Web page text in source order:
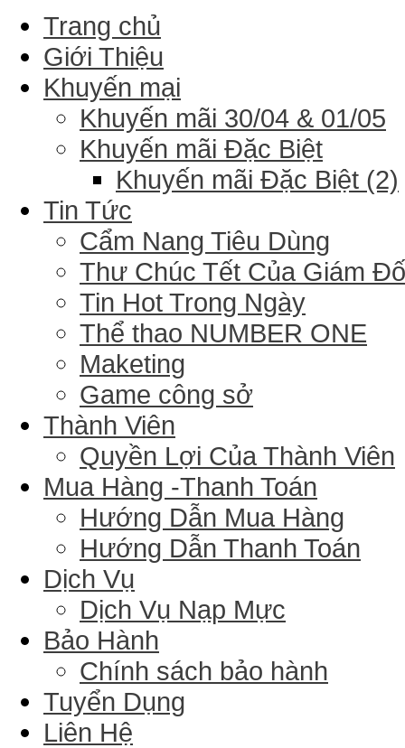
Trang chủ
Giới Thiệu
Khuyến mại
Khuyến mãi 30/04 & 01/05
Khuyến mãi Đặc Biệt
Khuyến mãi Đặc Biệt (2)
Tin Tức
Cẩm Nang Tiêu Dùng
Thư Chúc Tết Của Giám
Tin Hot Trong Ngày
Thể thao NUMBER ONE
Maketing
Game công sở
Thành Viên
Quyền Lợi Của Thành Viên
Mua Hàng -Thanh Toán
Hướng Dẫn Mua Hàng
Hướng Dẫn Thanh Toán
Dịch Vụ
Dịch Vụ Nạp Mực
Bảo Hành
Chính sách bảo hành
Tuyển Dụng
Liên Hệ